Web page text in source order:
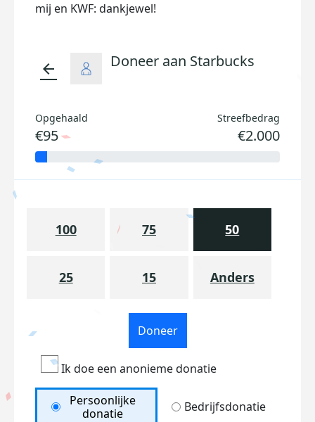
mij en KWF: dankjewel!
arrow_back Doneer aan Starbucks
Opgehaald
€95
Streefbedrag
€2.000
100 75 50
25 15 Anders
Doneer
Ik doe een anonieme donatie
Persoonlijke
donatie
Bedrijfsdonatie